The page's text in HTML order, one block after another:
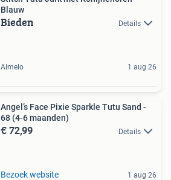
Blauw
Bieden Details
Almelo 1 aug 26
Angel’s Face Pixie Sparkle Tutu Sand -
68 (4-6 maanden)
€ 72,99 Details
Bezoek website 1 aug 26